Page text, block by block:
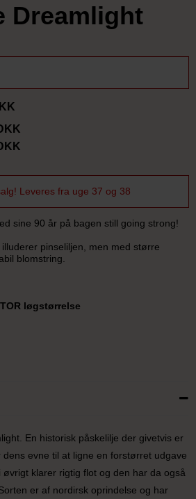
Dreamlight
Leveres fra uge 37 og 38
sine 90 år på bagen still going strong!
pinseliljen, men med større
blomstring.
løgstørrelse
En historisk påskelilje der givetvis er
evne til at ligne en forstørret udgave
øvrigt klarer rigtig flot og den har da også
er af nordirsk oprindelse og har